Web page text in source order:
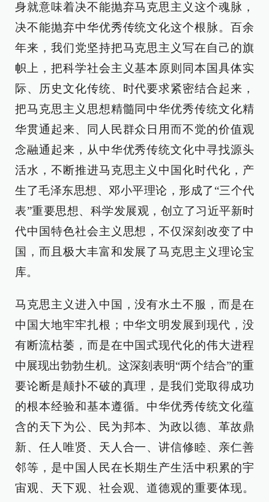
身就意味着决不能抛弃马克思主义这个魂脉，
决不能抛弃中华优秀传统文化这个根脉。百余
年来，我们党坚持把马克思主义写在自己的旗
帜上，把科学社会主义基本原则同本国具体实
际、历史文化传统、时代要求紧密结合起来，
把马克思主义思想精髓同中华优秀传统文化精
华贯通起来、同人民群众日用而不觉的价值观
念融通起来，从中华优秀传统文化中寻找源头
活水，不断推进马克思主义中国化时代化，产
生了毛泽东思想、邓小平理论，形成了“三个代
表”重要思想、科学发展观，创立了习近平新时
代中国特色社会主义思想，不仅深刻改变了中
国，而且极大丰富和发展了马克思主义理论宝
库。
马克思主义进入中国，没有水土不服，而是在
中国大地牢牢扎根；中华文明发展到现代，没
有断流枯萎，而是在中国式现代化的伟大进程
中展现出勃勃生机。这深刻表明“两个结合”的重
要论断是颠扑不破的真理，是我们党取得成功
的根本经验和基本遵循。中华优秀传统文化蕴
含的天下为公、民为邦本、为政以德、革故鼎
新、任人唯贤、天人合一、讲信修睦、亲仁善
邻等，是中国人民在长期生产生活中积累的宇
宙观、天下观、社会观、道德观的重要体现。